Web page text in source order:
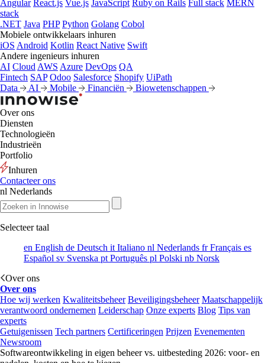
Angular React.js Vue.js JavaScript Ruby on Rails Full stack MERN
stack
.NET Java PHP Python Golang Cobol
Mobiele ontwikkelaars inhuren
iOS Android Kotlin React Native Swift
Andere ingenieurs inhuren
AI Cloud AWS Azure DevOps QA
Fintech SAP Odoo Salesforce Shopify UiPath
Data
AI Mobile Financiën Biowetenschappen
Over ons
Diensten
Technologieën
Industrieën
Portfolio
Inhuren
Contacteer ons
nl Nederlands
Selecteer taal
en English de Deutsch it Italiano nl Nederlands frFrançais es
Español sv Svenska pt Português pl Polski nb Norsk
Over ons
Over ons
Hoe wij werken Kwaliteitsbeheer Beveiligingsbeheer Maatschappelijk
verantwoord ondernemen Leiderschap Onze experts Blog Tips van
experts
Getuigenissen Tech partners Certificeringen Prijzen Evenementen
Newsroom
Softwareontwikkeling in eigen beheer vs. uitbesteding 2026: voor- en